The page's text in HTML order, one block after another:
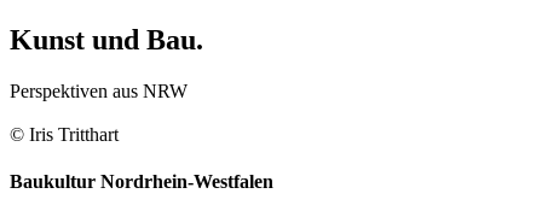
Kunst und Bau.
Perspektiven aus NRW
© Iris Tritthart
Baukultur Nordrhein-Westfalen